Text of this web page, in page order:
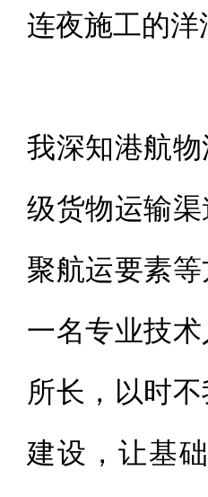
连夜施工的
我深知港航
级货物运输
聚航运要素
一名专业技
所长，以时
建设，让基